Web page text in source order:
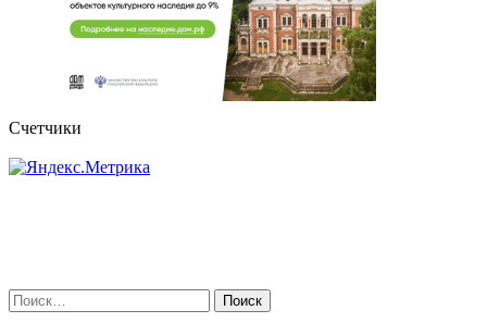
Счетчики
Найти: